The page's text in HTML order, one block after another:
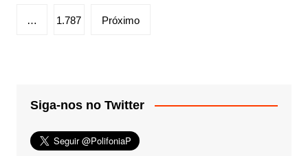
posts
… 1.787 Próximo
Siga-nos no Twitter